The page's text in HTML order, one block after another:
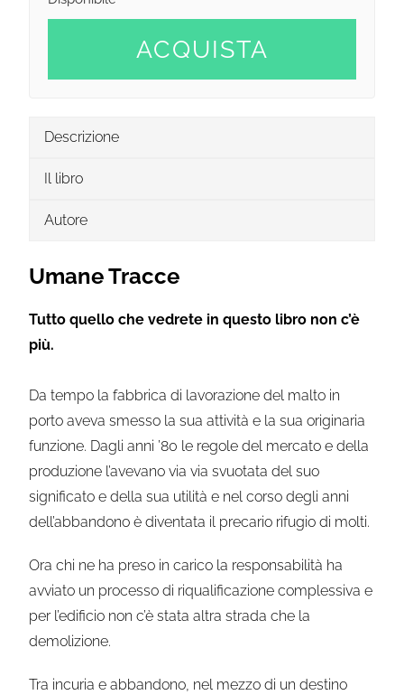
ACQUISTA
Descrizione
Il libro
Autore
Umane Tracce
Tutto quello che vedrete in questo libro non c’è
più.
Da tempo la fabbrica di lavorazione del malto in
porto aveva smesso la sua attività e la sua originaria
funzione. Dagli anni ’80 le regole del mercato e della
produzione l’avevano via via svuotata del suo
significato e della sua utilità e nel corso degli anni
dell’abbandono è diventata il precario rifugio di molti.
Ora chi ne ha preso in carico la responsabilità ha
avviato un processo di riqualificazione complessiva e
per l’edificio non c’è stata altra strada che la
demolizione.
Tra incuria e abbandono, nel mezzo di un destino